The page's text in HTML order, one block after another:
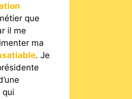
que
il me
ma
. Je
qui